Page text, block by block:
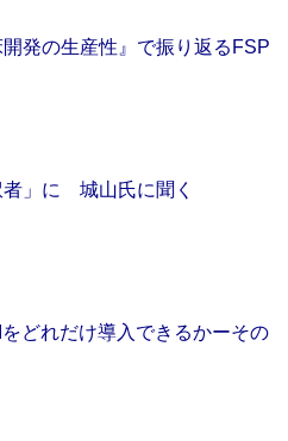
発の生産性』で振り返るFSP
者」に 城山氏に聞く
どれだけ導入できるかーその